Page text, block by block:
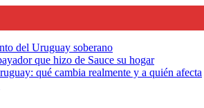
del Uruguay soberano
que hizo de Sauce su hogar
qué cambia realmente y a quién afecta